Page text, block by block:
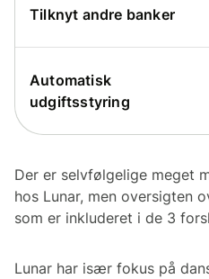
Tilknyt andre banker
Automatisk
udgiftsstyring
Der er selvfølgelige meget
hos Lunar, men oversigten
som er inkluderet i de 3
Lunar har især fokus på